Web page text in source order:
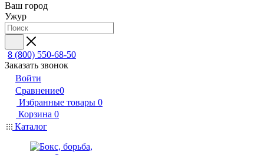
Ваш город
Ужур
8 (800) 550-68-50
Заказать звонок
Войти
Сравнение0
Избранные товары 0
Корзина 0
Каталог